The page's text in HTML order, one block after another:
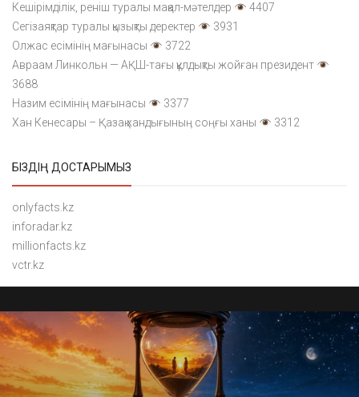
Кешірімділік, реніш туралы мақал-мәтелдер
4407
Сегізаяқтар туралы қызықты деректер
3931
Олжас есімінің мағынасы
3722
Авраам Линкольн — АҚШ-тағы құлдықты жойған президент
3688
Назим есімінің мағынасы
3377
Хан Кенесары – Қазақ хандығының соңғы ханы
3312
БІЗДІҢ ДОСТАРЫМЫЗ
onlyfacts.kz
inforadar.kz
millionfacts.kz
vctr.kz